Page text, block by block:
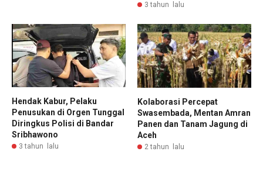
3 tahun lalu
Hendak Kabur, Pelaku
Penusukan di Orgen Tunggal
Diringkus Polisi di Bandar
Sribhawono
3 tahun lalu
Kolaborasi Percepat
Swasembada, Mentan Amran
Panen dan Tanam Jagung di
Aceh
2 tahun lalu